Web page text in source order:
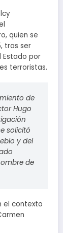
quien se
tras ser
Estado por
terroristas.
de
Hugo
solicitó
y del
de
el contexto